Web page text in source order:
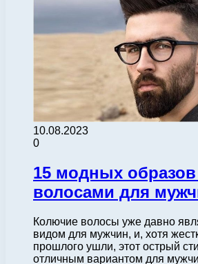
10.08.2023
0
15 модных
волосами для
Колючие волосы уже давно
видом для мужчин, и, хотя
прошлого ушли, этот острый
отличным вариантом для